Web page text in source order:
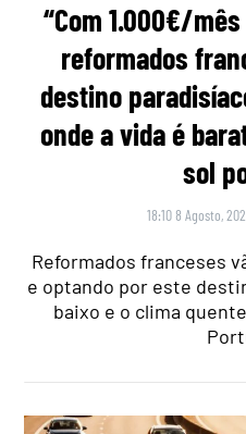
“Com 1.000€/
reformados
destino
onde a vida é
sol
18:10 8 Agosto,
Reformados franceses
e optando por este
baixo e o clima